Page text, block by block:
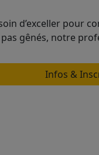
d’exceller pour
gênés, notre
Infos &